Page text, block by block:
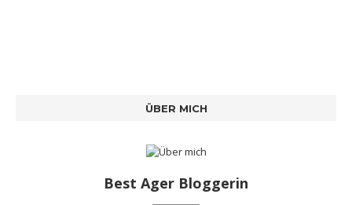
ÜBER MICH
Best Ager Bloggerin